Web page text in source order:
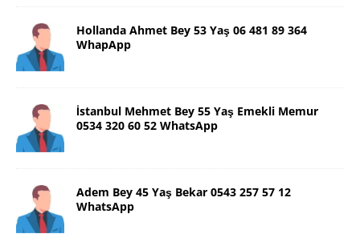
Hollanda Ahmet Bey 53 Yaş 06 481 89 364
WhapApp
İstanbul Mehmet Bey 55 Yaş Emekli Memur
0534 320 60 52 WhatsApp
Adem Bey 45 Yaş Bekar 0543 257 57 12
WhatsApp